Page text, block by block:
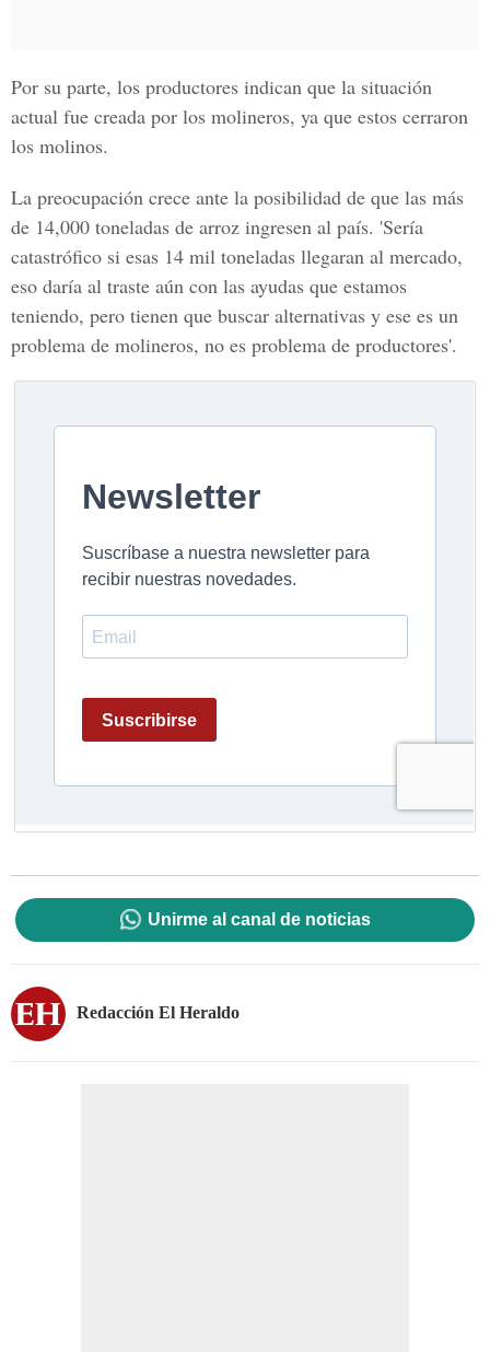
Por su parte, los productores indican que la situación
actual fue creada por los molineros, ya que estos cerraron
los molinos.
La preocupación crece ante la posibilidad de que las más
de 14,000 toneladas de arroz ingresen al país. 'Sería
catastrófico si esas 14 mil toneladas llegaran al mercado,
eso daría al traste aún con las ayudas que estamos
teniendo, pero tienen que buscar alternativas y ese es un
problema de molineros, no es problema de productores'.
Unirme al canal de noticias
Redacción El Heraldo